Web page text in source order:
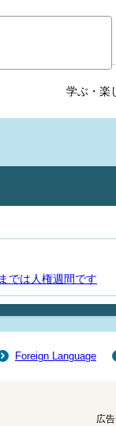
学ぶ・楽
では人権週間です
Foreign Language
広